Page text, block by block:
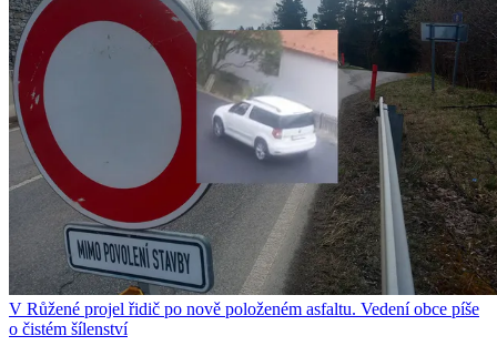
V Růžené projel řidič po nově položeném asfaltu. Vedení obce píše
o čistém šílenství